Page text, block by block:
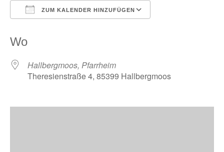
ZUM KALENDER HINZUFÜGEN
Wo
Hallbergmoos, Pfarrheim
Theresienstraße 4, 85399 Hallbergmoos